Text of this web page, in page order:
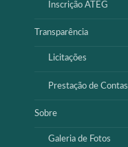
Inscrição ATEG
Transparência
Licitações
Prestação de Contas
Sobre
Galeria de Fotos